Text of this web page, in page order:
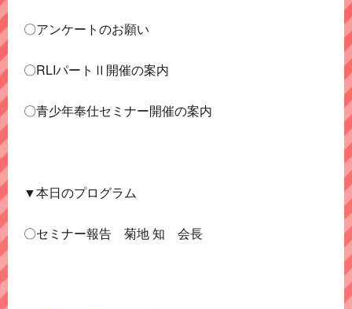
〇アンケートのお願い
〇RLIパートⅡ開催の案内
〇青少年奉仕セミナー開催の案内
▼本日のプログラム
〇セミナー報告 菊地 知 会長